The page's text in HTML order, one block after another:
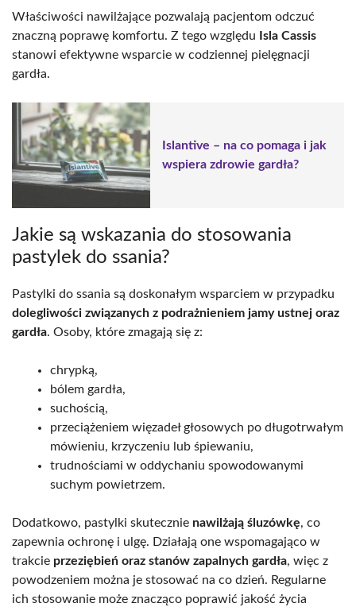
Właściwości nawilżające pozwalają pacjentom odczuć
znaczną poprawę komfortu. Z tego względu
Isla Cassis
stanowi efektywne wsparcie w codziennej pielęgnacji
gardła.
Islantive – na co pomaga i jak
wspiera zdrowie gardła?
Jakie są wskazania do stosowania
pastylek do ssania?
Pastylki do ssania są doskonałym wsparciem w przypadku
dolegliwości związanych z podrażnieniem jamy ustnej oraz
gardła. Osoby, które zmagają się z:
chrypką,
bólem gardła,
suchością,
przeciążeniem więzadeł głosowych po długotrwałym
mówieniu, krzyczeniu lub śpiewaniu,
trudnościami w oddychaniu spowodowanymi
suchym powietrzem.
Dodatkowo, pastylki skutecznie nawilżają śluzówkę, co
zapewnia ochronę i ulgę. Działają one wspomagająco w
trakcie przeziębień oraz stanów zapalnych gardła, więc z
powodzeniem można je stosować na co dzień. Regularne
ich stosowanie może znacząco poprawić jakość życia